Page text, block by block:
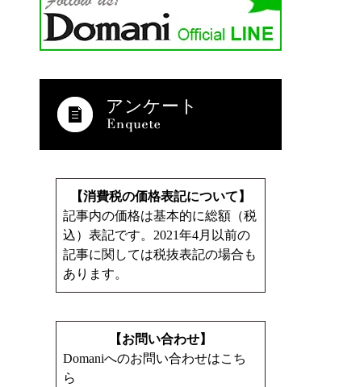
アンケート
【消費税の価格表記について】
記事内の価格は基本的に総額（税
込）表記です。2021年4月以前の
記事に関しては税抜表記の場合も
あります。
【お問い合わせ】
Domaniへのお問い合わせはこち
ら